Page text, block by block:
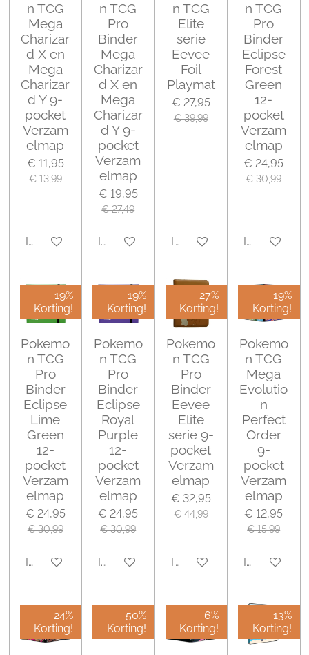
n TCG
Mega
Charizar
d X en
Mega
Charizar
d Y 9-
pocket
Verzam
elmap
€ 11,95
€ 13,99
In winkelwagen
n TCG
Pro
Binder
Mega
Charizar
d X en
Mega
Charizar
d Y 9-
pocket
Verzam
elmap
€ 19,95
€ 27,49
In winkelwagen
n TCG
Elite
serie
Eevee
Foil
Playmat
€ 27,95
€ 39,99
In winkelwagen
n TCG
Pro
Binder
Eclipse
Forest
Green
12-
pocket
Verzam
elmap
€ 24,95
€ 30,99
In
19%
Korting!
Pokemo
n TCG
Pro
Binder
Eclipse
Lime
Green
12-
pocket
Verzam
elmap
€ 24,95
€ 30,99
In winkelwagen
19%
Korting!
Pokemo
n TCG
Pro
Binder
Eclipse
Royal
Purple
12-
pocket
Verzam
elmap
€ 24,95
€ 30,99
In winkelwagen
27%
Korting!
Pokemo
n TCG
Pro
Binder
Eevee
Elite
serie 9-
pocket
Verzam
elmap
€ 32,95
€ 44,99
In winkelwagen
19%
Korting!
Pokemo
n TCG
Mega
Evolutio
n
Perfect
Order
9-
pocket
Verzam
elmap
€ 12,95
€ 15,99
In
24%
Korting!
50%
Korting!
6%
Korting!
13%
Korting!